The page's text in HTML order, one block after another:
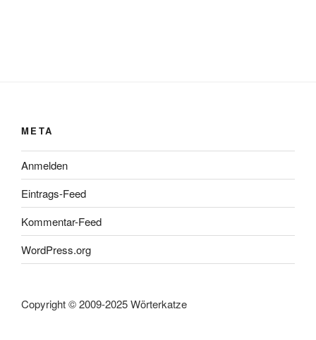
META
Anmelden
Eintrags-Feed
Kommentar-Feed
WordPress.org
Copyright © 2009-2025 Wörterkatze